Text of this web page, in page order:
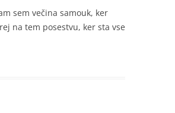
sem večina samouk, ker
na tem posestvu, ker sta vse